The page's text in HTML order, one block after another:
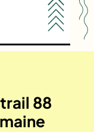
88